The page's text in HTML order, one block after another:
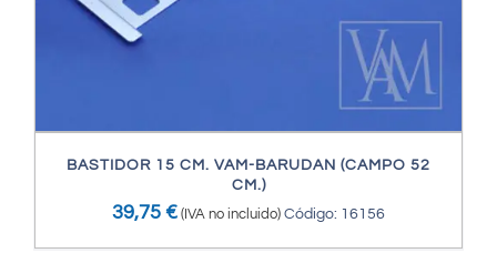
BASTIDOR 15 CM. VAM-BARUDAN (CAMPO 52
CM.)
39,75 € (IVA no incluido) Código: 16156